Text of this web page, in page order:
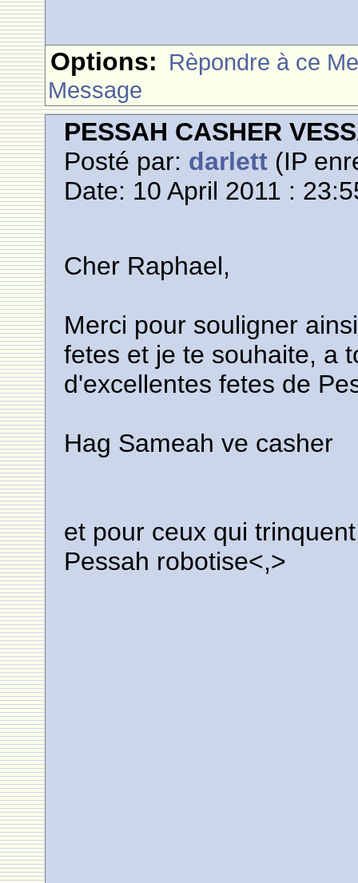
Options: Rèpondre à ce
Message
PESSAH CASHER
Posté par: darlett (IP
Date: 10 April 2011 :
Cher Raphael,
Merci pour souligner
fetes et je te souhaite, a
d'excellentes fetes de
Hag Sameah ve casher
et pour ceux qui
Pessah robotise<,>